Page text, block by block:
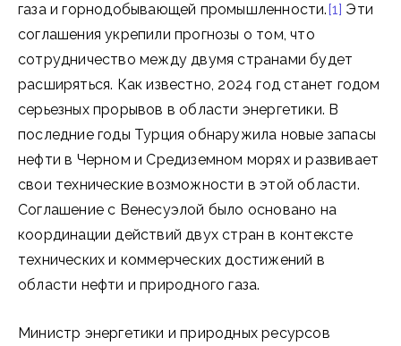
газа и горнодобывающей промышленности.[1] Эти
соглашения укрепили прогнозы о том, что
сотрудничество между двумя странами будет
расширяться. Как известно, 2024 год станет годом
серьезных прорывов в области энергетики. В
последние годы Турция обнаружила новые запасы
нефти в Черном и Средиземном морях и развивает
свои технические возможности в этой области.
Соглашение с Венесуэлой было основано на
координации действий двух стран в контексте
технических и коммерческих достижений в
области нефти и природного газа.
Министр энергетики и природных ресурсов